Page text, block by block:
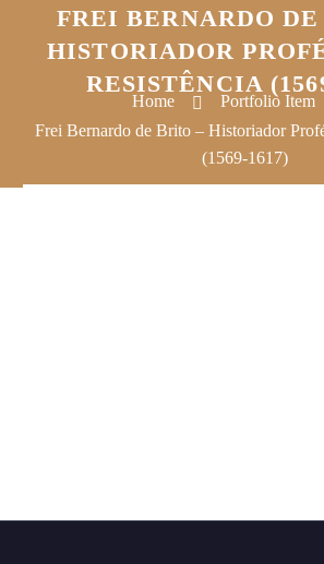
FREI BERNARDO
HISTORIADOR
RESISTÊNCIA
Home
Portfolio Item
Frei Bernardo de Brito – Historiador
(1569-1617)